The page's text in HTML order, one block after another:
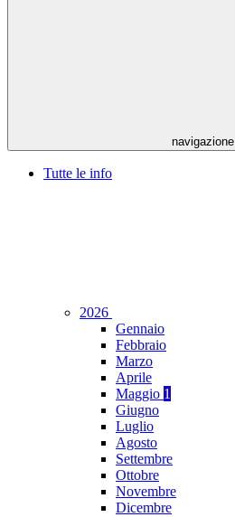
navigazione
Tutte le info
2026
Gennaio
Febbraio
Marzo
Aprile
Maggio 1
Giugno
Luglio
Agosto
Settembre
Ottobre
Novembre
Dicembre